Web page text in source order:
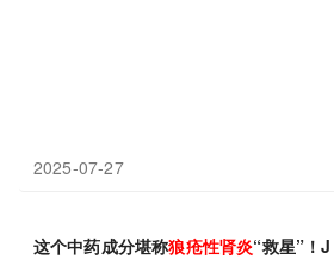
2025-07-27
这个中药成分堪称狼疮性肾炎“救星”！